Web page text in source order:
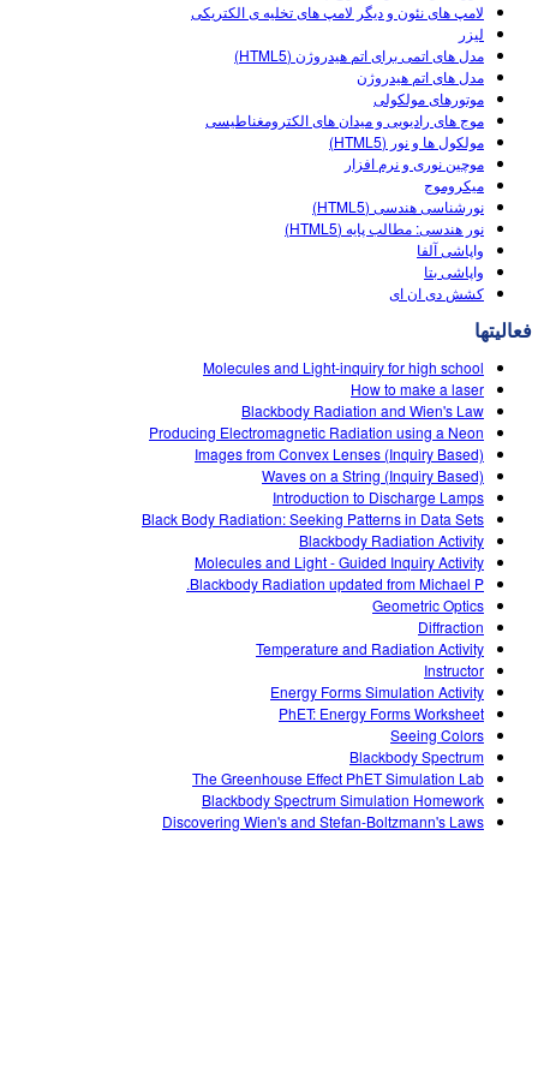
Teaching with PhET
DEIB in STEM Ed
SceneryStack OSE
Impact Report
لامپ های نئون و دیگر لامپ های تخليه ی الکتريکى
لیزر
مدل های اتمی برای اتم هیدروژن (HTML5)
مدل های اتم هیدروژن
موتورهای مولکولی
موج های رادیویی و میدان های الکترومغناطیسی
مولکول ها و نور (HTML5)
موچین نوری و نرم افزار
میکروموج
نورشناسی هندسی (HTML5)
نور هندسی:‌ مطالب پایه (HTML5)
واپاشی آلفا
واپاشی بتا
کشش دی ان ای
فعالیتها
Molecules and Light-inquiry for high school
How to make a laser
Blackbody Radiation and Wien's Law
Producing Electromagnetic Radiation using a Neon
Images from Convex Lenses (Inquiry Based)
Waves on a String (Inquiry Based)
Introduction to Discharge Lamps
Black Body Radiation: Seeking Patterns in Data Sets
Blackbody Radiation Activity
Molecules and Light - Guided Inquiry Activity
Blackbody Radiation updated from Michael P.
Geometric Optics
Diffraction
Temperature and Radiation Activity
Instructor
Energy Forms Simulation Activity
PhET: Energy Forms Worksheet
Seeing Colors
Blackbody Spectrum
The Greenhouse Effect PhET Simulation Lab
Blackbody Spectrum Simulation Homework
Discovering Wien's and Stefan-Boltzmann's Laws